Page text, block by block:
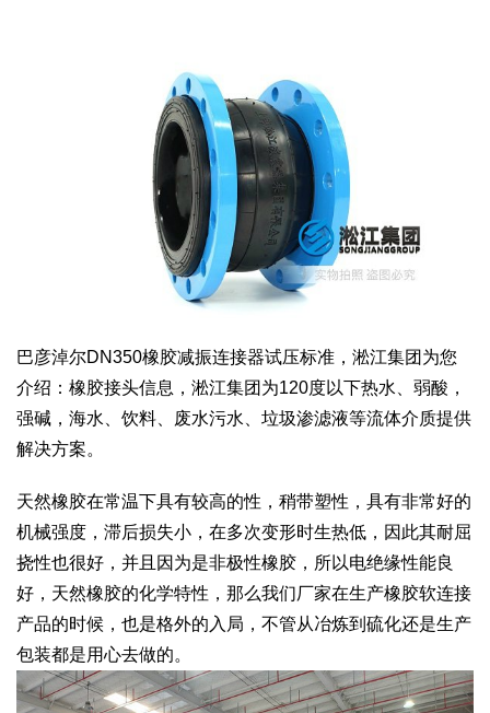
巴彦淖尔DN350橡胶减振连接器试压标准，淞江集团为您
介绍：橡胶接头信息，淞江集团为120度以下热水、弱酸，
强碱，海水、饮料、废水污水、垃圾渗滤液等流体介质提供
解决方案。
天然橡胶在常温下具有较高的性，稍带塑性，具有非常好的
机械强度，滞后损失小，在多次变形时生热低，因此其耐屈
挠性也很好，并且因为是非极性橡胶，所以电绝缘性能良
好，天然橡胶的化学特性，那么我们厂家在生产橡胶软连接
产品的时候，也是格外的入局，不管从冶炼到硫化还是生产
包装都是用心去做的。